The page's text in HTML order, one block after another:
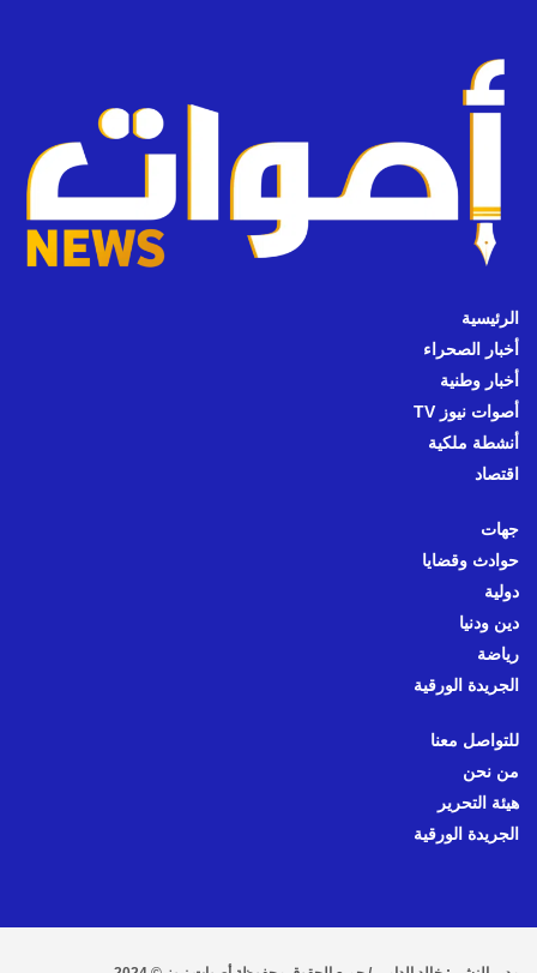
الرئيسية
أخبار الصحراء
أخبار وطنية
أصوات نيوز TV
أنشطة ملكية
اقتصاد
جهات
حوادث وقضايا
دولية
دين ودنيا
رياضة
الجريدة الورقية
للتواصل معنا
من نحن
هيئة التحرير
الجريدة الورقية